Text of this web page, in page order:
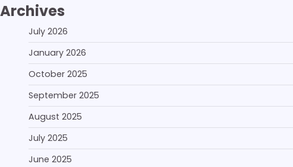
Archives
July 2026
January 2026
October 2025
September 2025
August 2025
July 2025
June 2025